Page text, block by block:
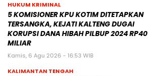
HUKUM KRIMINAL
5 KOMISIONER KPU KOTIM DITETAPKAN
TERSANGKA, KEJATI KALTENG DUGAI
KORUPSI DANA HIBAH PILBUP 2024 RP40
MILIAR
Kamis, 6 Agu 2026 - 16:53 WIB
KALIMANTAN TENGAH